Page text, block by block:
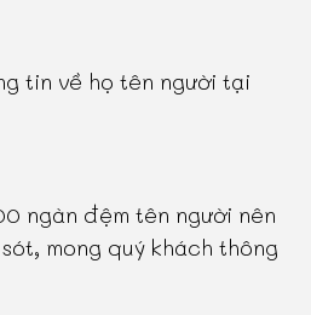
tin về họ tên người tại
ngàn đệm tên người nên
mong quý khách thông